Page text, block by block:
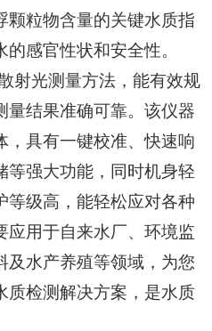
颗粒物含量的关键水质指
感官性状和安全性。
射光测量方法，能有效规
量结果准确可靠。该仪器
，具有一键校准、快速响
等强大功能，同时机身轻
等级高，能轻松应对各种
应用于自来水厂、环境监
及水产养殖等领域，为您
质检测解决方案，是水质